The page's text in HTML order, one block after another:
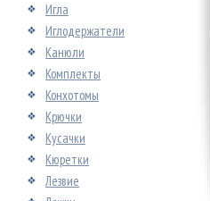
Игла
Иглодержатели
Канюли
Комплекты
Конхотомы
Крючки
Кусачки
Кюретки
Лезвие